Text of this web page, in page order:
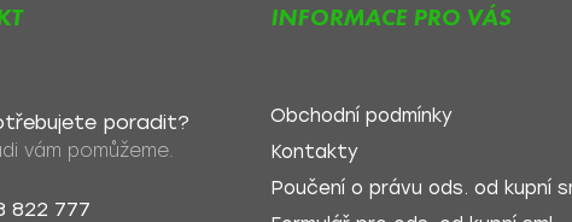
poradit?
vám pomůžeme.
822 777
INFORMACE PRO VÁS
Obchodní podmínky
Kontakty
Poučení o právu ods. od kupní